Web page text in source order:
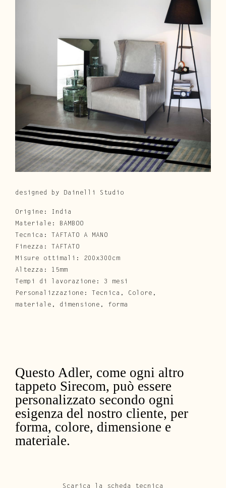
Downloads
Area Riservata
IT | EN
designed by Dainelli Studio
Origine: India
Materiale: BAMBOO
Tecnica: TAFTATO A MANO
Finezza: TAFTATO
Misure ottimali: 200x300cm
Altezza: 15mm
Tempi di lavorazione: 3 mesi
Personalizzazione: Tecnica, Colore,
materiale, dimensione, forma
Questo Adler, come ogni altro
tappeto Sirecom, può essere
personalizzato secondo ogni
esigenza del nostro cliente, per
forma, colore, dimensione e
materiale.
Scarica la scheda tecnica